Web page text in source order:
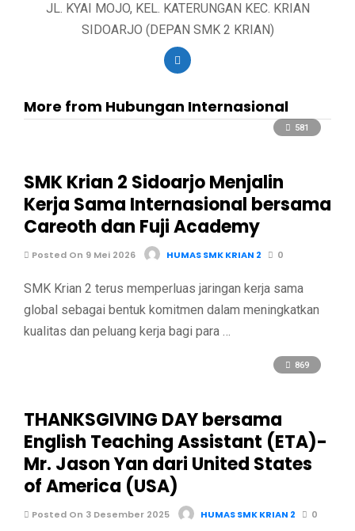
JL. KYAI MOJO, KEL. KATERUNGAN KEC. KRIAN
SIDOARJO (DEPAN SMK 2 KRIAN)
More from Hubungan Internasional
581
SMK Krian 2 Sidoarjo Menjalin
Kerja Sama Internasional bersama
Careoth dan Fuji Academy
Posted On 9 Mei 2026 HUMAS SMK KRIAN 2 0
SMK Krian 2 terus memperluas jaringan kerja sama
global sebagai bentuk komitmen dalam meningkatkan
kualitas dan peluang kerja bagi para …
869
THANKSGIVING DAY bersama
English Teaching Assistant (ETA)-
Mr. Jason Yan dari United States
of America (USA)
Posted On 3 Desember 2025 HUMAS SMK KRIAN 2 0